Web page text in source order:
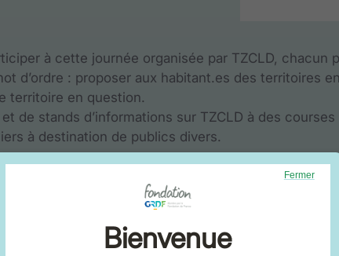
à cette journée organisée par TZCLD, chacun
d’ordre : proposer aux habitant.es des territoires
territoire en question.
de stands d’informations sur TZCLD à des courses
à destination de publics divers.
rendez-vous Fermer
Bienvenue